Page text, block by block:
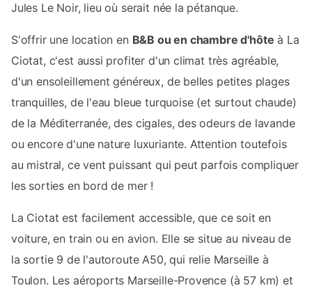
Jules Le Noir, lieu où serait née la pétanque.
S'offrir une location en B&B ou en chambre d'hôte à La
Ciotat, c'est aussi profiter d'un climat très agréable,
d'un ensoleillement généreux, de belles petites plages
tranquilles, de l'eau bleue turquoise (et surtout chaude)
de la Méditerranée, des cigales, des odeurs de lavande
ou encore d'une nature luxuriante. Attention toutefois
au mistral, ce vent puissant qui peut parfois compliquer
les sorties en bord de mer !
La Ciotat est facilement accessible, que ce soit en
voiture, en train ou en avion. Elle se situe au niveau de
la sortie 9 de l'autoroute A50, qui relie Marseille à
Toulon. Les aéroports Marseille-Provence (à 57 km) et